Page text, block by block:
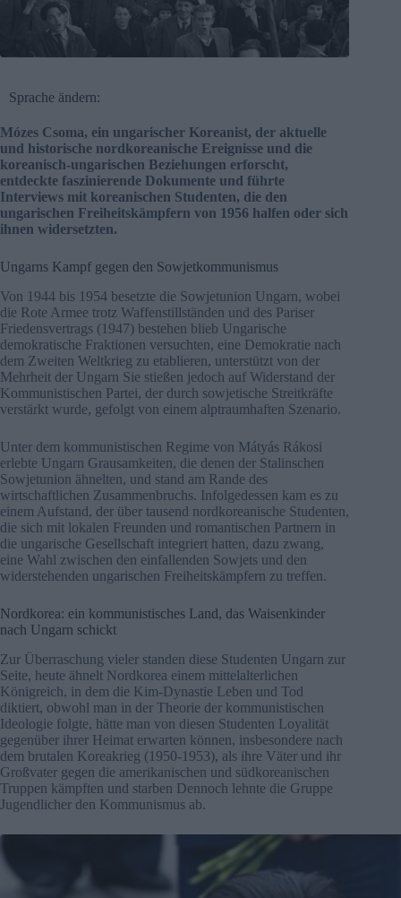
Sprache ändern:
Mózes Csoma, ein ungarischer Koreanist, der aktuelle
und historische nordkoreanische Ereignisse und die
koreanisch-ungarischen Beziehungen erforscht,
entdeckte faszinierende Dokumente und führte
Interviews mit koreanischen Studenten, die den
ungarischen Freiheitskämpfern von 1956 halfen oder sich
ihnen widersetzten.
Ungarns Kampf gegen den Sowjetkommunismus
Von 1944 bis 1954 besetzte die Sowjetunion Ungarn, wobei
die Rote Armee trotz Waffenstillständen und des Pariser
Friedensvertrags (1947) bestehen blieb Ungarische
demokratische Fraktionen versuchten, eine Demokratie nach
dem Zweiten Weltkrieg zu etablieren, unterstützt von der
Mehrheit der Ungarn Sie stießen jedoch auf Widerstand der
Kommunistischen Partei, der durch sowjetische Streitkräfte
verstärkt wurde, gefolgt von einem alptraumhaften Szenario.
Unter dem kommunistischen Regime von Mátyás Rákosi
erlebte Ungarn Grausamkeiten, die denen der Stalinschen
Sowjetunion ähnelten, und stand am Rande des
wirtschaftlichen Zusammenbruchs. Infolgedessen kam es zu
einem Aufstand, der über tausend nordkoreanische Studenten,
die sich mit lokalen Freunden und romantischen Partnern in
die ungarische Gesellschaft integriert hatten, dazu zwang,
eine Wahl zwischen den einfallenden Sowjets und den
widerstehenden ungarischen Freiheitskämpfern zu treffen.
Nordkorea: ein kommunistisches Land, das Waisenkinder
nach Ungarn schickt
Zur Überraschung vieler standen diese Studenten Ungarn zur
Seite, heute ähnelt Nordkorea einem mittelalterlichen
Königreich, in dem die Kim-Dynastie Leben und Tod
diktiert, obwohl man in der Theorie der kommunistischen
Ideologie folgte, hätte man von diesen Studenten Loyalität
gegenüber ihrer Heimat erwarten können, insbesondere nach
dem brutalen Koreakrieg (1950-1953), als ihre Väter und ihr
Großvater gegen die amerikanischen und südkoreanischen
Truppen kämpften und starben Dennoch lehnte die Gruppe
Jugendlicher den Kommunismus ab.